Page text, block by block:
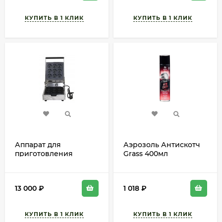
Аппарат для
приготовления
13 000 ₽
Аэрозоль Антискотч
Grass 400мл
1 018 ₽